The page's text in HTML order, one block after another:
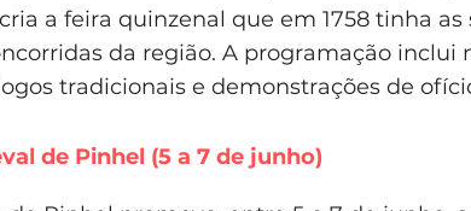
a feira quinzenal que em 1758 tinha
da região. A programação inclui
tradicionais e demonstrações de
de Pinhel (5 a 7 de junho)